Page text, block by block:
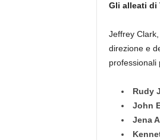
Gli alleati di
Jeffrey
direzione e
professionali
Rudy
John
Jena